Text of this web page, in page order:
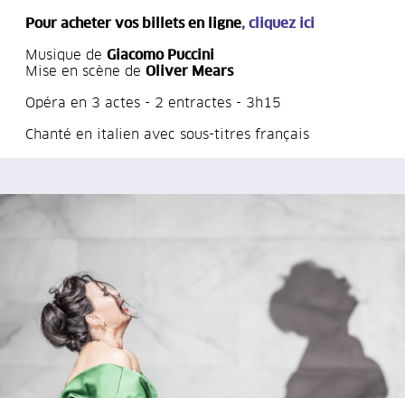
Pour acheter vos billets en ligne, cliquez ici
Musique de Giacomo Puccini
Mise en scène de Oliver Mears
Opéra en 3 actes - 2 entractes - 3h15
Chanté en italien avec sous-titres français